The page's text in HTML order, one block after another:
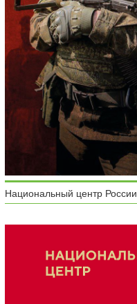
Национальный центр России